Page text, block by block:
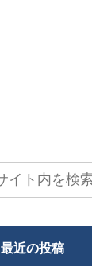
最近の投稿